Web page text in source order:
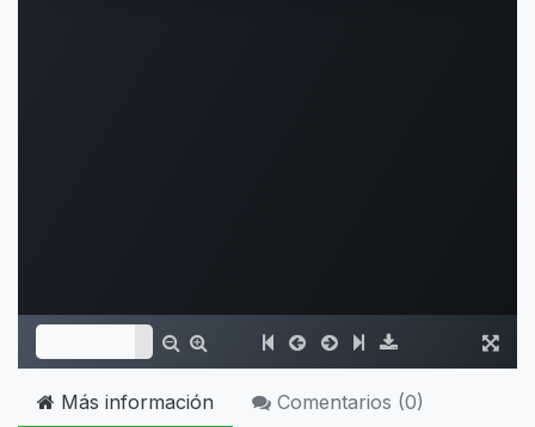
Más información Comentarios (0)